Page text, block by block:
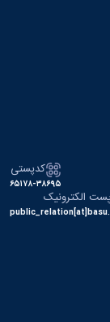
کدپستی
۶۵۱۷۸-۳۸۶۹۵
الکترونیک